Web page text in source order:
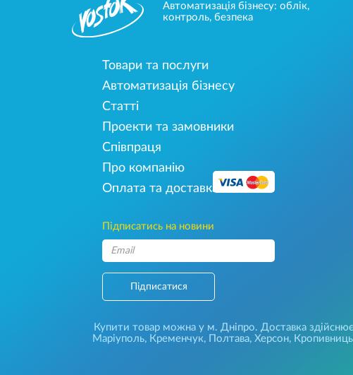
Автоматизація бізнесу: облік,
контроль, безпека
Товари та послуги
Автоматизація бізнесу
Статті
Проекти та замовники
Співпраця
Про компанію
Оплата та доставка
Підписатись на новини
Підписатися
Купити товар можна у м. Дніпро. Доставка
Маріуполь, Кременчук, Полтава, Херсон,